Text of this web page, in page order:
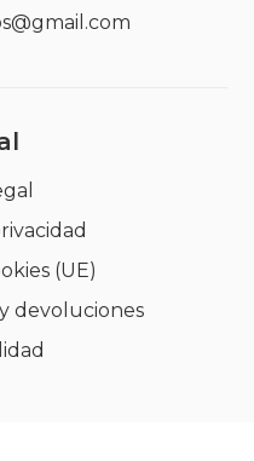
(UE)
devoluciones